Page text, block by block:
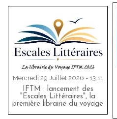
Mercredi 29 Juillet 2026 - 13:11
IFTM : lancement des
"Escales Littéraires", la
première librairie du voyage